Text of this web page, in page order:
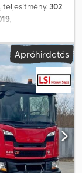
, teljesítmény: 302
hossza:5 600
800 mm,
, Scania G
Jó
000 km
Elektromos
20 000 kg
Gumi méret:
Lengyel, angol,
????? LASZLO –
Apróhirdetés